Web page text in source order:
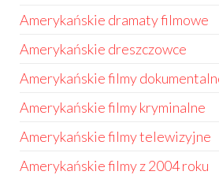
Amerykańskie dramaty filmowe
Amerykańskie dreszczowce
Amerykańskie filmy
Amerykańskie filmy kryminalne
Amerykańskie filmy telewizyjne
Amerykańskie filmy z 2004 roku